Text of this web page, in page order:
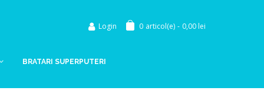
Login 0 articol(e) - 0,00 lei
BRATARI SUPERPUTERI